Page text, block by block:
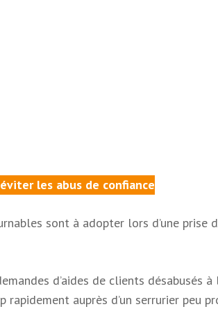
les abus de confiance
sont à adopter lors d’une prise
d’aides de clients désabusés à
rapidement auprès d’un serrurier peu